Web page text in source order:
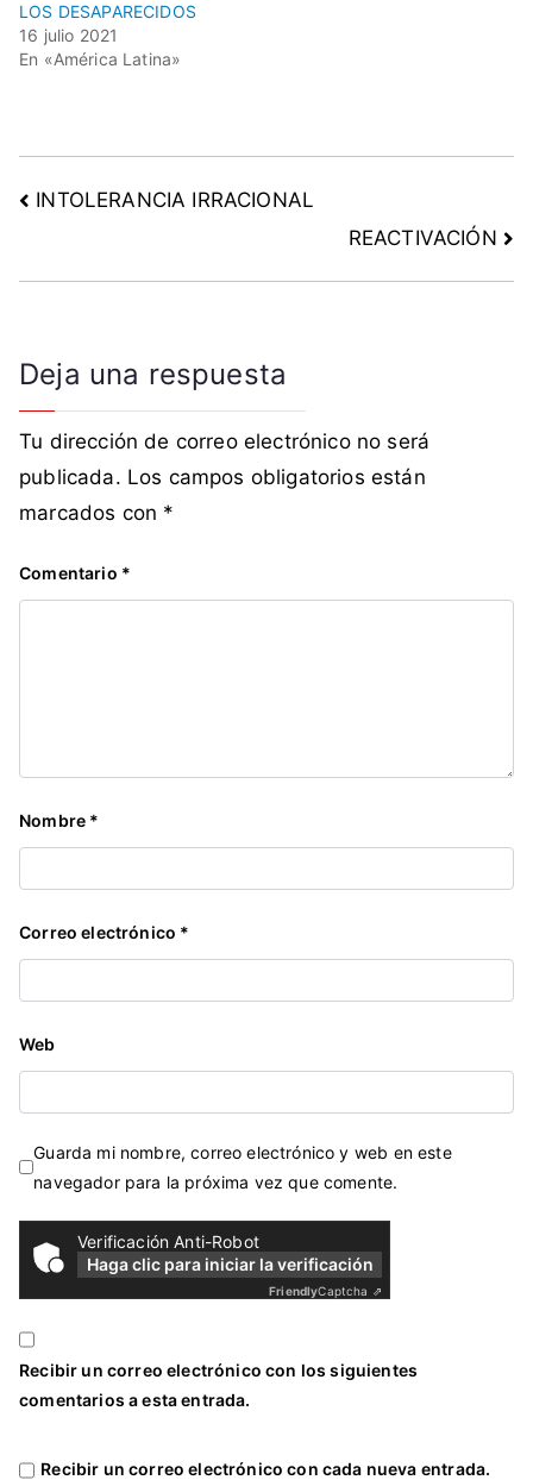
,
c
i
C
u
b
a
LOS DESAPARECIDOS
16 julio 2021
En «América Latina»
INTOLERANCIA IRRACIONAL
REACTIVACIÓN
Deja una respuesta
Tu dirección de correo electrónico no será
publicada. Los campos obligatorios están
marcados con *
Comentario *
Nombre *
Correo electrónico *
Web
Guarda mi nombre, correo electrónico y web en este
navegador para la próxima vez que comente.
Verificación Anti-Robot
Haga clic para iniciar la verificación
FriendlyCaptcha ⇗
Recibir un correo electrónico con los siguientes
comentarios a esta entrada.
Recibir un correo electrónico con cada nueva entrada.